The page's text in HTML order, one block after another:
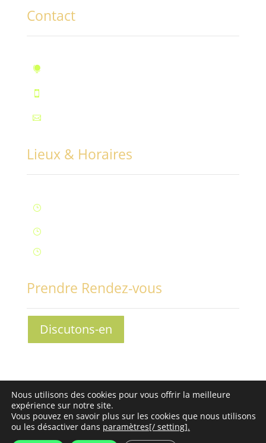
Contact



Lieux & Horaires
}
}
}
Prendre Rendez-vous
Discutons-en
droits réservés -Mentions légales - Conditions
Générales de Vente
Nous utilisons des cookies pour vous offrir la meilleure
expérience sur notre site.
Vous pouvez en savoir plus sur les cookies que nous utilisons
ou les désactiver dans paramètres[/ setting].